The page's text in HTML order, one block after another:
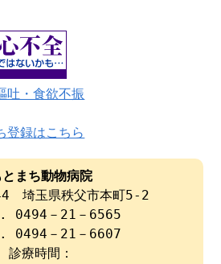
とまち動物病院
埼玉県秩父市本町5-2
. 0494－21－6565
. 0494－21－6607
診療時間：